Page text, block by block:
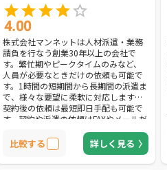
4.00
株式会社マンネットは人材派遣・業務
請負を行なう創業30年以上の会社で
す。繁忙期やピークタイムのみなど、
人員が必要なときだけの依頼も可能で
す。1時間の短期間から長期間の派遣ま
で、様々な要望に柔軟に対応します。
契約後の依頼は最短即日手配も可能で
す。契約や派遣の依頼はFAXやメールだ
けで行えるため手間がかかりません。
無駄な手順を省いた簡単な手続きで、
スピーディーな派遣を実現します。ま
た、検品などの繊細な軽作業を始め、
比較する 詳しく見る